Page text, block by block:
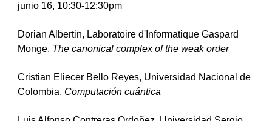
junio 16, 10:30-12:30pm
Dorian Albertin, Laboratoire d'Informatique Gaspard
Monge, The canonical complex of the weak order
Cristian Eliecer Bello Reyes, Universidad Nacional de
Colombia, Computación cuántica